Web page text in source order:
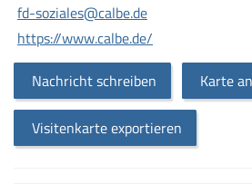
fd-soziales@calbe.de
https://www.calbe.de/
Nachricht schreiben
Karte
Visitenkarte exportieren